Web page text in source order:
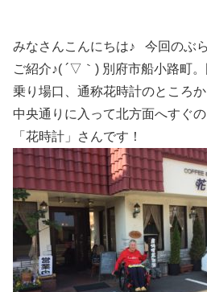
みなさんこんにちは♪ 今回のぶ
ご紹介♪( ´▽｀) 別府市船小路町
乗り場口、通称花時計のところ
中央通りに入って北方面へすぐ
「花時計」さんです！